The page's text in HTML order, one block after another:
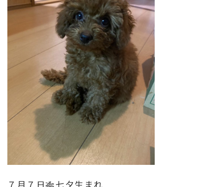
７月７日🎋七夕生まれ